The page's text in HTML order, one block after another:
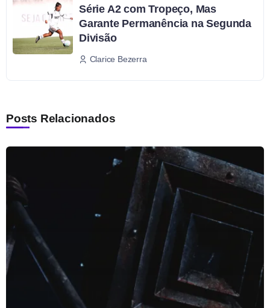
Série A2 com Tropeço, Mas
Garante Permanência na Segunda
Divisão
Clarice Bezerra
Posts Relacionados